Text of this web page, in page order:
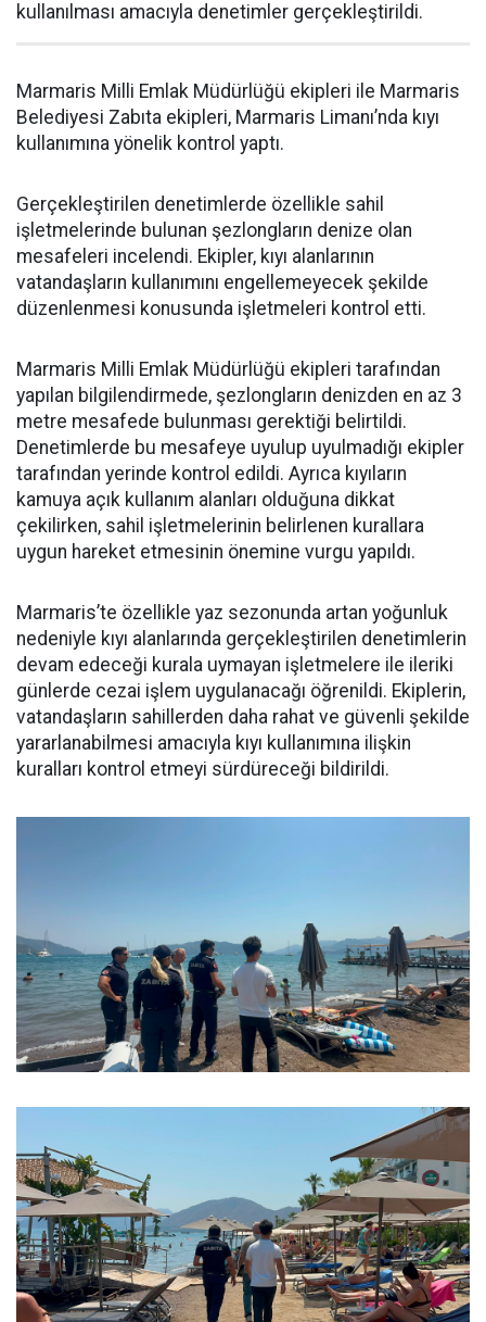
kullanılması amacıyla denetimler gerçekleştirildi.
Marmaris Milli Emlak Müdürlüğü ekipleri ile Marmaris
Belediyesi Zabıta ekipleri, Marmaris Limanı’nda kıyı
kullanımına yönelik kontrol yaptı.
Gerçekleştirilen denetimlerde özellikle sahil
işletmelerinde bulunan şezlongların denize olan
mesafeleri incelendi. Ekipler, kıyı alanlarının
vatandaşların kullanımını engellemeyecek şekilde
düzenlenmesi konusunda işletmeleri kontrol etti.
Marmaris Milli Emlak Müdürlüğü ekipleri tarafından
yapılan bilgilendirmede, şezlongların denizden en az 3
metre mesafede bulunması gerektiği belirtildi.
Denetimlerde bu mesafeye uyulup uyulmadığı ekipler
tarafından yerinde kontrol edildi. Ayrıca kıyıların
kamuya açık kullanım alanları olduğuna dikkat
çekilirken, sahil işletmelerinin belirlenen kurallara
uygun hareket etmesinin önemine vurgu yapıldı.
Marmaris’te özellikle yaz sezonunda artan yoğunluk
nedeniyle kıyı alanlarında gerçekleştirilen denetimlerin
devam edeceği kurala uymayan işletmelere ile ileriki
günlerde cezai işlem uygulanacağı öğrenildi. Ekiplerin,
vatandaşların sahillerden daha rahat ve güvenli şekilde
yararlanabilmesi amacıyla kıyı kullanımına ilişkin
kuralları kontrol etmeyi sürdüreceği bildirildi.